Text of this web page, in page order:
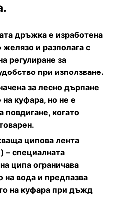
дръжка е изработена
желязо и разполага с
регулиране за
при използване.
за лесно дърпане
на куфара, но не е
повдигане, когато
ципова лента
– специалната
ципа ограничава
на вода и предпазва
на куфара при дъжд